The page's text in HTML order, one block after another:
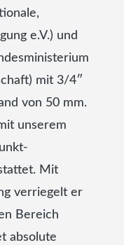
e.V.) und
mit 3/4″
von 50 mm.
unserem
Mit
verriegelt er
Bereich
absolute